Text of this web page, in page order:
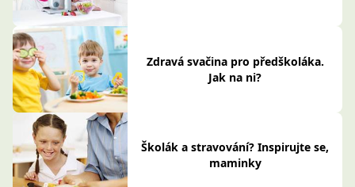
Zdravá svačina pro předškoláka.
Jak na ni?
Školák a stravování? Inspirujte se,
maminky